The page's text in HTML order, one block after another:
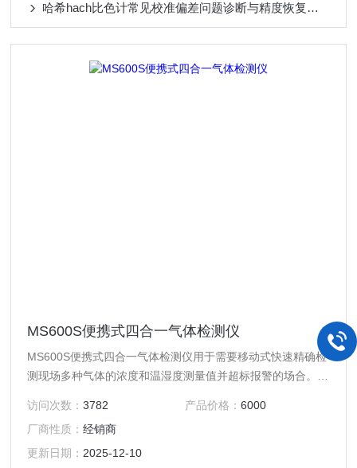
哈希hach比色计常见校准偏差问题诊断与精度恢复技巧
MS600S便携式四合一气体检测仪
MS600S便携式四合一气体检测仪用于需要移动式快速精确检
测现场多种气体的浓度和温湿度测量值并超标报警的场合。
示浓度，选用当前行业内优质品牌的电化学或红外、催化燃
烧、热导、PID光离子原理的气体传感器、瑞士高精度电容式
数字温湿度传感器，MS600S*进的电路设计、成熟的内核算
访问次数：3782 产品价格： 6000
厂商性质：经销商
更新日期： 2025-12-10